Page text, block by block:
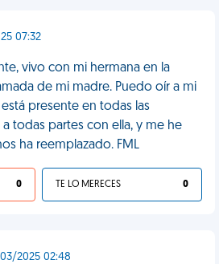
07:32
vivo con mi hermana en la
de mi madre. Puedo oír a mi
presente en todas las
a todas partes con ella, y me he
ha reemplazado. FML
0 TE LO MERECES 0
2025 02:48